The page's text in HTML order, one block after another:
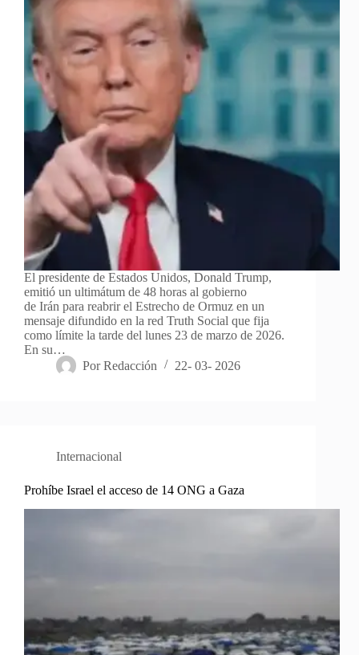
El presidente de Estados Unidos, Donald Trump,
emitió un ultimátum de 48 horas al gobierno
de Irán para reabrir el Estrecho de Ormuz en un
mensaje difundido en la red Truth Social que fija
como límite la tarde del lunes 23 de marzo de 2026.
En su…
Por Redacción 22- 03- 2026
Internacional
Prohíbe Israel el acceso de 14 ONG a Gaza